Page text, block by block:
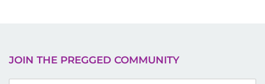
JOIN THE PREGGED COMMUNITY